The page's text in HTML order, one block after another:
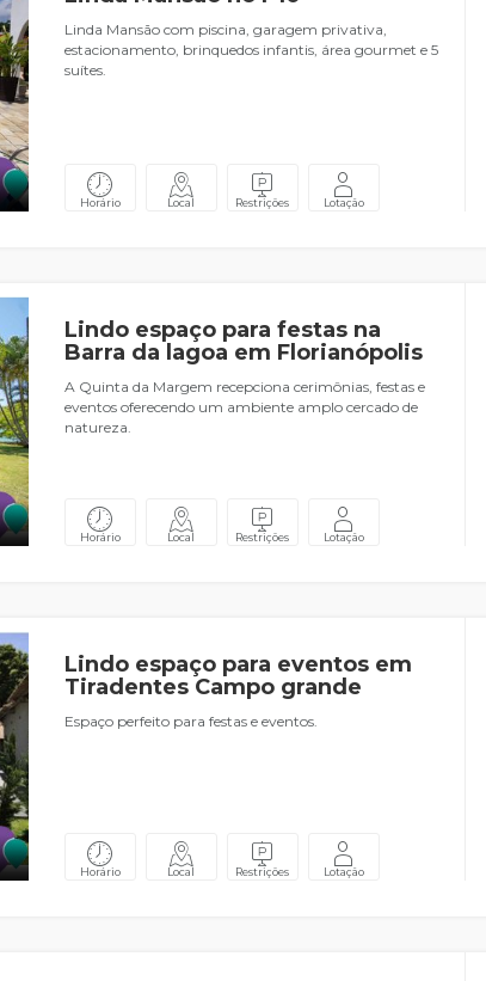
Linda Mansão com piscina, garagem privativa,
estacionamento, brinquedos infantis, área gourmet e 5
suítes.
Horário Local Restrições Lotação
Lindo espaço para festas na
Barra da lagoa em Florianópolis
A Quinta da Margem recepciona cerimônias, festas e
eventos oferecendo um ambiente amplo cercado de
natureza.
Horário Local Restrições Lotação
Lindo espaço para eventos em
Tiradentes Campo grande
Espaço perfeito para festas e eventos.
Horário Local Restrições Lotação